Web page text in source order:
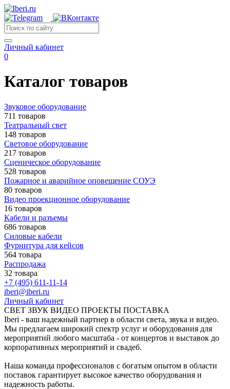
Личный кабинет
0
Каталог товаров
Звуковое оборудование
711 товаров
Театральный свет
148 товаров
Световое оборудование
217 товаров
Сценическое оборудование
528 товаров
Пожарное и аварийное оповещение СОУЭ
80 товаров
Видео проекционное оборудование
16 товаров
Кабели и разъемы
686 товаров
Силовые кабели
Фурнитура для кейсов
564 товара
Распродажа
32 товара
+7 (495) 611-11-14
iberi@iberi.ru
Личный кабинет
СВЕТ ЗВУК ВИДЕО ПРОЕКТЫ ПОСТАВКА
Iberi - ваш надежный партнер в области света, звука и видео.
Мы предлагаем широкий спектр услуг и оборудования для
мероприятий любого масштаба - от концертов и выставок до
корпоративных мероприятий и свадеб.
Наша команда профессионалов с богатым опытом в области
поставок гарантирует высокое качество оборудования и
надежность работы.